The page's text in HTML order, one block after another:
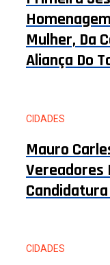
Mulher, Da
Aliança Do
CIDADES
Mauro
Vereadores
CIDADES